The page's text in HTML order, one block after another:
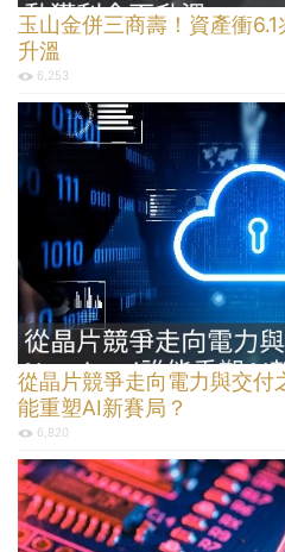
玉山金併三商壽！資產衝
升溫
6,253
從晶片競爭走向電力與交付
能重塑AI新賽局？
6,820